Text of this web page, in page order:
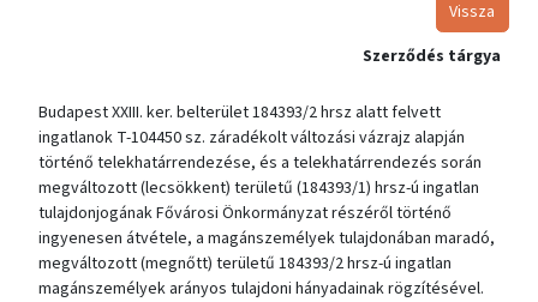
Vissza
Szerződés tárgya
Budapest XXIII. ker. belterület 184393/2 hrsz alatt felvett
ingatlanok T-104450 sz. záradékolt változási vázrajz alapján
történő telekhatárrendezése, és a telekhatárrendezés során
megváltozott (lecsökkent) területű (184393/1) hrsz-ú ingatlan
tulajdonjogának Fővárosi Önkormányzat részéről történő
ingyenesen átvétele, a magánszemélyek tulajdonában maradó,
megváltozott (megnőtt) területű 184393/2 hrsz-ú ingatlan
magánszemélyek arányos tulajdoni hányadainak rögzítésével.